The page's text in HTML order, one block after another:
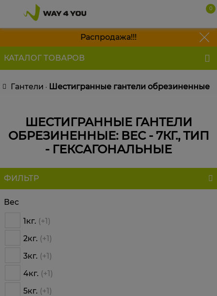
Распродажа!!!050 641 83 40
0
КАТАЛОГ ТОВАРОВ
Гантели Шестигранные гантели обрезиненные
ШЕСТИГРАННЫЕ ГАНТЕЛИ
ОБРЕЗИНЕННЫЕ: ВЕС - 7КГ., ТИП
- ГЕКСАГОНАЛЬНЫЕ
ФИЛЬТР
Вес
1кг. (+1)
2кг. (+1)
3кг. (+1)
4кг. (+1)
5кг. (+1)